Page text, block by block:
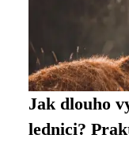
Jak dlouho
lednici?